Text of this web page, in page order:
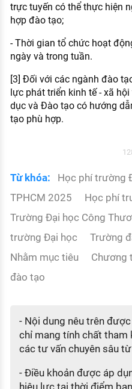
trực tuyến có thể thực hiện
hợp đào tạo;
- Thời gian tổ chức hoạt
ngày và trong tuần.
[3] Đối với các ngành đào
lực phát triển kinh tế - xã
dục và Đào tạo có hướng
tạo phù hợp.
Từ khóa:
Học phí trường
TPHCM 2025
Học phí
Trường Đại học Công
trường Đại học
Trường
Nhằm mục tiêu
Chương
đào tạo
- Nội dung nêu trên được
chỉ mang tính chất tham
các tư vấn chuyên sâu
- Điều khoản được áp
hiệu lực tại thời điểm